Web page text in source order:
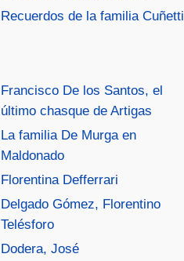
Recuerdos de la familia Cuñetti
Francisco De los Santos, el
último chasque de Artigas
La familia De Murga en
Maldonado
Florentina Defferrari
Delgado Gómez, Florentino
Telésforo
Dodera, José